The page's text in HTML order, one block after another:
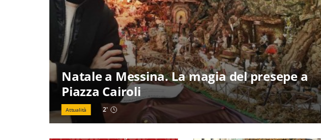
Natale a Messina. La magia del presepe a
Piazza Cairoli
Attualità 2'